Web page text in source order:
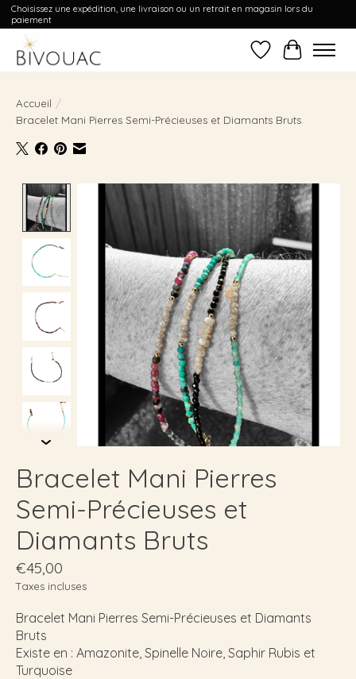
Choisissez une expédition, une livraison ou un retrait en magasin lors du
paiement
Liste dePanier
Accueil /
Bracelet Mani Pierres Semi-Précieuses et Diamants Bruts
Product image slideshow Items
Bracelet Mani Pierres
Semi-Précieuses et
Diamants Bruts
€45,00
Taxes incluses
Bracelet Mani Pierres Semi-Précieuses et Diamants
Bruts
Existe en : Amazonite, Spinelle Noire, Saphir Rubis et
Turquoise